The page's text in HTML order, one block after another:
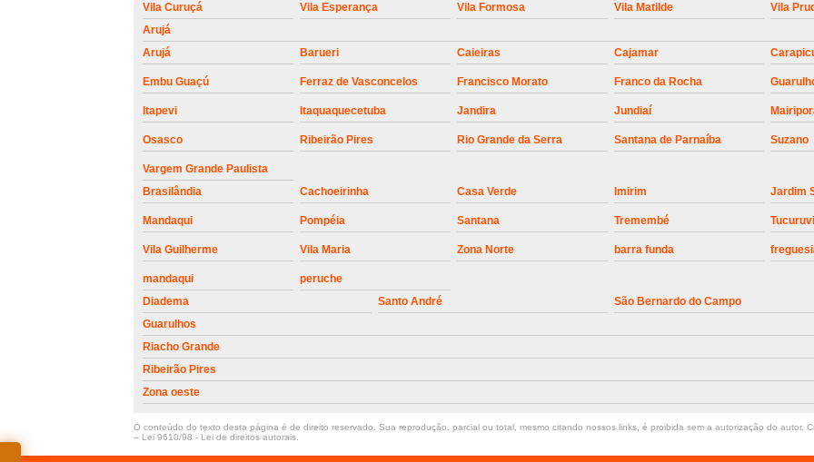
Instalação de Motor
Instalação Motor Portão
Instalação de Motor de Portão
Instalação de
Instalação de Portão Automático
Instalação de Portão
Instalação de Portões
Conserto de Motor de
Manutenção de Motor de
Manutenção em Motor de
Manutenção Motor Portão Eletrônico
Manutenção de Portão
Vila Curuçá Vila Esperança Vila Formosa Vila Matilde Vila
Arujá
Arujá
Barueri Caieiras Cajamar
Embu Guaçú Ferraz de Vasconcelos Francisco Morato Franco da Rocha
Itapevi Itaquaquecetuba Jandira Jundiaí
Osasco Ribeirão Pires Rio Grande da Serra Santana de Parnaíba Suzano
Vargem Grande Paulista
Brasilândia
Cachoeirinha Casa Verde Imirim Jardim
Mandaqui Pompéia Santana Tremembé Tucuruvi
Vila Guilherme Vila Maria Zona Norte barra funda
mandaqui
peruche
Diadema
Santo André São Bernardo do Campo
Guarulhos
Riacho Grande
Ribeirão Pires
Zona oeste
O conteúdo do texto desta página é de direito reservado. Sua reprodução, parcial ou total, mesmo citando nossos links, é proibida sem a autorização do autor.
– Lei 9610/98 - Lei de direitos autorais.